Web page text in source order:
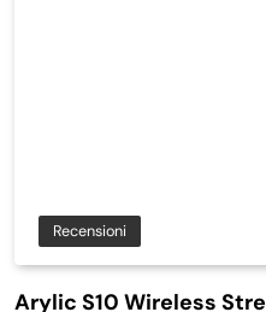
Recensioni
Arylic S10 Wireless